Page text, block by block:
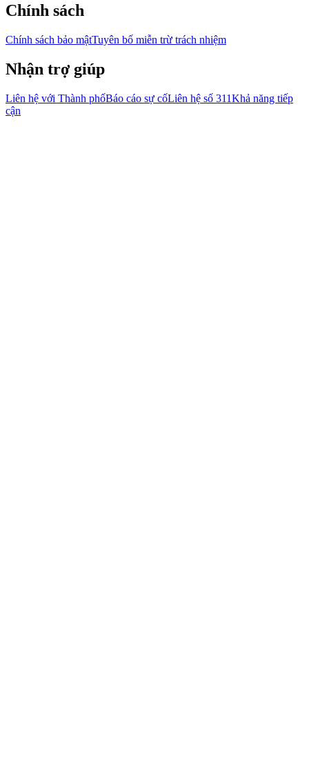
Chính sách
Chính sách bảo mậtTuyên bố miễn trừ trách nhiệm
Nhận trợ giúp
Liên hệ với Thành phốBáo cáo sự cốLiên hệ số 311Khả năng tiếp
cận